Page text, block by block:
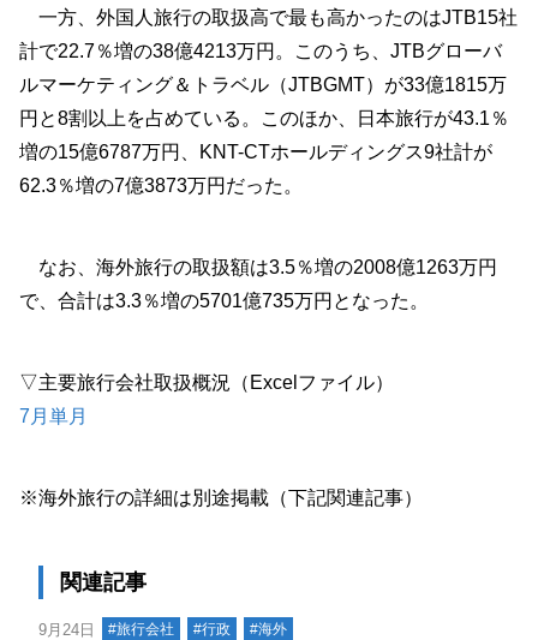
一方、外国人旅行の取扱高で最も高かったのはJTB15社
計で22.7％増の38億4213万円。このうち、JTBグローバ
ルマーケティング＆トラベル（JTBGMT）が33億1815万
円と8割以上を占めている。このほか、日本旅行が43.1％
増の15億6787万円、KNT-CTホールディングス9社計が
62.3％増の7億3873万円だった。
なお、海外旅行の取扱額は3.5％増の2008億1263万円
で、合計は3.3％増の5701億735万円となった。
▽主要旅行会社取扱概況（Excelファイル）
7月単月
※海外旅行の詳細は別途掲載（下記関連記事）
関連記事
9月24日 #旅行会社 #行政 #海外